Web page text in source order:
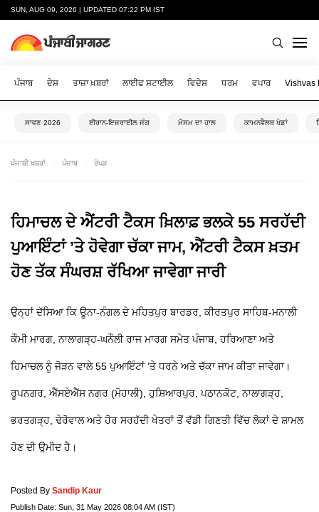
SUN, AUG 09, 2026 | UPDATED 07:22 PM IST
ਪੰਜਾਬ ਦੇਸ਼ ਤਾਜ਼ਾ ਖ਼ਬਰਾਂ ਲਾਈਫ ਸਟਾਈਲ ਵਿਦੇਸ਼ ਧਰਮ ਵਪਾਰ Vishvas
ਸਾਵਣ 2026 ਈਰਾਨ-ਇਜ਼ਰਾਈਲ ਜੰਗ ਮੌਸਮ ਦਾ ਹਾਲ ਕਾਮਨਵੈਲਥ ਖੇਡਾਂ
ਪੰਜਾਬੀ ਖ਼ਬਰਾਂ ਪੰਜਾਬ ਰੋਪੜ
ਹਿਮਾਚਲ ਦੇ ਐਂਟਰੀ ਟੈਕਸ ਖ਼ਿਲਾਫ਼ ਭਲਕੇ 55 ਸਰਹੱਦੀ
ਪੁਆਇੰਟਾਂ ’ਤੇ ਹੋਵੇਗਾ ਚੱਕਾ ਜਾਮ, ਐਂਟਰੀ ਟੈਕਸ ਖ਼ਤਮ
ਹੋਣ ਤੱਕ ਸੰਘਰਸ਼ ਰੱਖਿਆ ਜਾਵੇਗਾ ਜਾਰੀ
ਉਨ੍ਹਾਂ ਦੱਸਿਆ ਕਿ ਊਨਾ-ਨੰਗਲ ਦੇ ਮਹਿਤਪੁਰ ਬਾਰਡਰ, ਕੀਰਤਪੁਰ ਸਾਹਿਬ-ਮਨਾਲੀ
ਕੌਮੀ ਮਾਰਗ, ਨਾਲਾਗੜ੍ਹ-ਘਨੌਲੀ ਰਾਜ ਮਾਰਗ ਸਮੇਤ ਪੰਜਾਬ, ਹਰਿਆਣਾ ਅਤੇ
ਹਿਮਾਚਲ ਨੂੰ ਜੋੜਨ ਵਾਲੇ 55 ਪੁਆਇੰਟਾਂ ’ਤੇ ਧਰਨੇ ਅਤੇ ਚੱਕਾ ਜਾਮ ਕੀਤਾ ਜਾਵੇਗਾ।
ਰੂਪਨਗਰ, ਐੱਸਏਐੱਸ ਨਗਰ (ਮੋਹਾਲੀ), ਹੁਸ਼ਿਆਰਪੁਰ, ਪਠਾਨਕੋਟ, ਨਾਲਾਗੜ੍ਹ,
ਭਰਤਗੜ੍ਹ, ਢੇਰੋਵਾਲ ਅਤੇ ਹੋਰ ਸਰਹੱਦੀ ਖੇਤਰਾਂ ਤੋਂ ਵੱਡੀ ਗਿਣਤੀ ਵਿੱਚ ਲੋਕਾਂ ਦੇ ਸ਼ਾਮਲ
ਹੋਣ ਦੀ ਉਮੀਦ ਹੈ।
Posted By Sandip Kaur
Publish Date: Sun, 31 May 2026 08:04 AM (IST)